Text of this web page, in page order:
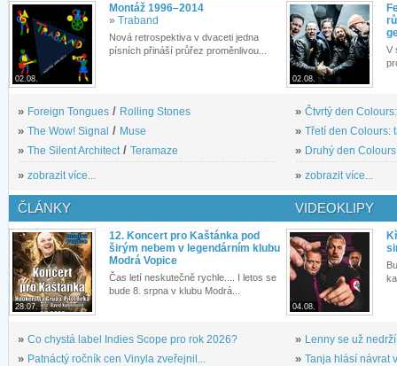
02.08.
Montáž 1996–2014
» Traband
Nová retrospektiva v dvaceti jedna
písních přináší průřez proměnlivou...
» Foreign Tongues / Rolling Stones
» The Wow! Signal / Muse
» The Silent Architect / Teramaze
» zobrazit více...
02.08.
V
» Čtvrtý den
» Třetí den Colours:
» Druhý den
» zobrazit více...
ČLÁNKY
28.07.
12. Koncert pro Kaštánka pod
širým nebem v legendárním klubu
Modrá Vopice
Čas letí neskutečně rychle.... I letos se
bude 8. srpna v klubu Modrá...
» Co chystá label Indies Scope pro rok 2026?
» Patnáctý ročník cen Vinyla zveřejnil...
VIDEOKLIPY
04.08.
» Lenny se už
» Tanja hlásí návrat